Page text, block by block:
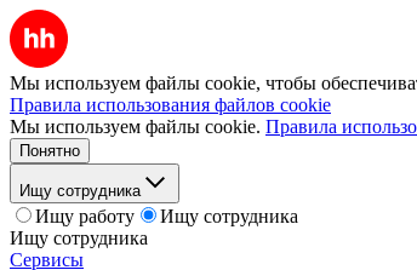
Мы используем файлы cookie, чтобы
Правила использования файлов cookie
Мы используем файлы cookie. Правила
Понятно
Ищу сотрудника
Ищу работу
Ищу сотрудника
Ищу сотрудника
Сервисы